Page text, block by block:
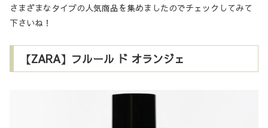
さまざまなタイプの人気商品を集めましたのでチェックしてみて
下さいね！
【ZARA】フルール ド オランジェ